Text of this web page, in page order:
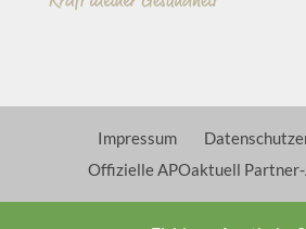
Impressum
Offizielle APOaktuell